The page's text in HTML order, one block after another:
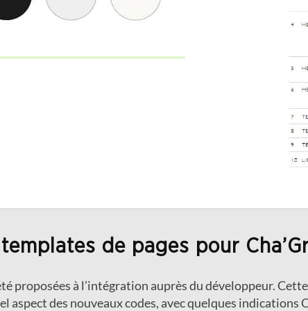
de pages pour
proposées à l’intégration auprès du développeur.
aspect des nouveaux codes, avec quelques indications